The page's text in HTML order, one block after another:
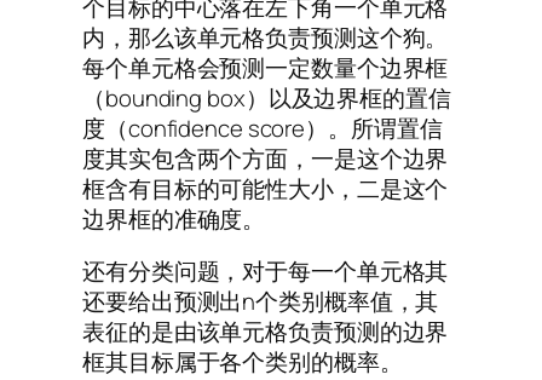
个目标的中心落在左下角一个单元格
内，那么该单元格负责预测这个狗。
每个单元格会预测一定数量个边界框
（bounding box）以及边界框的置信
度（confidence score）。所谓置信
度其实包含两个方面，一是这个边界
框含有目标的可能性大小，二是这个
边界框的准确度。
还有分类问题，对于每一个单元格其
还要给出预测出n个类别概率值，其
表征的是由该单元格负责预测的边界
框其目标属于各个类别的概率。